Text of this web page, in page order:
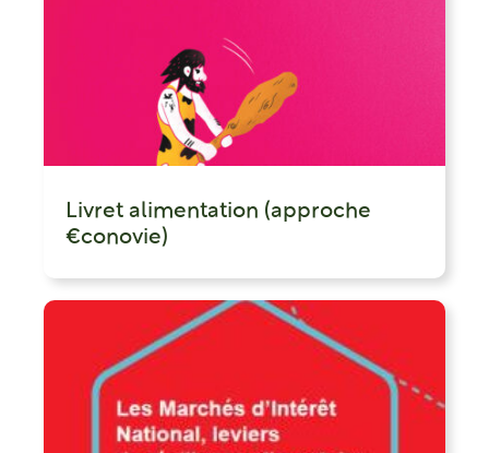
Livret alimentation (approche
€conovie)